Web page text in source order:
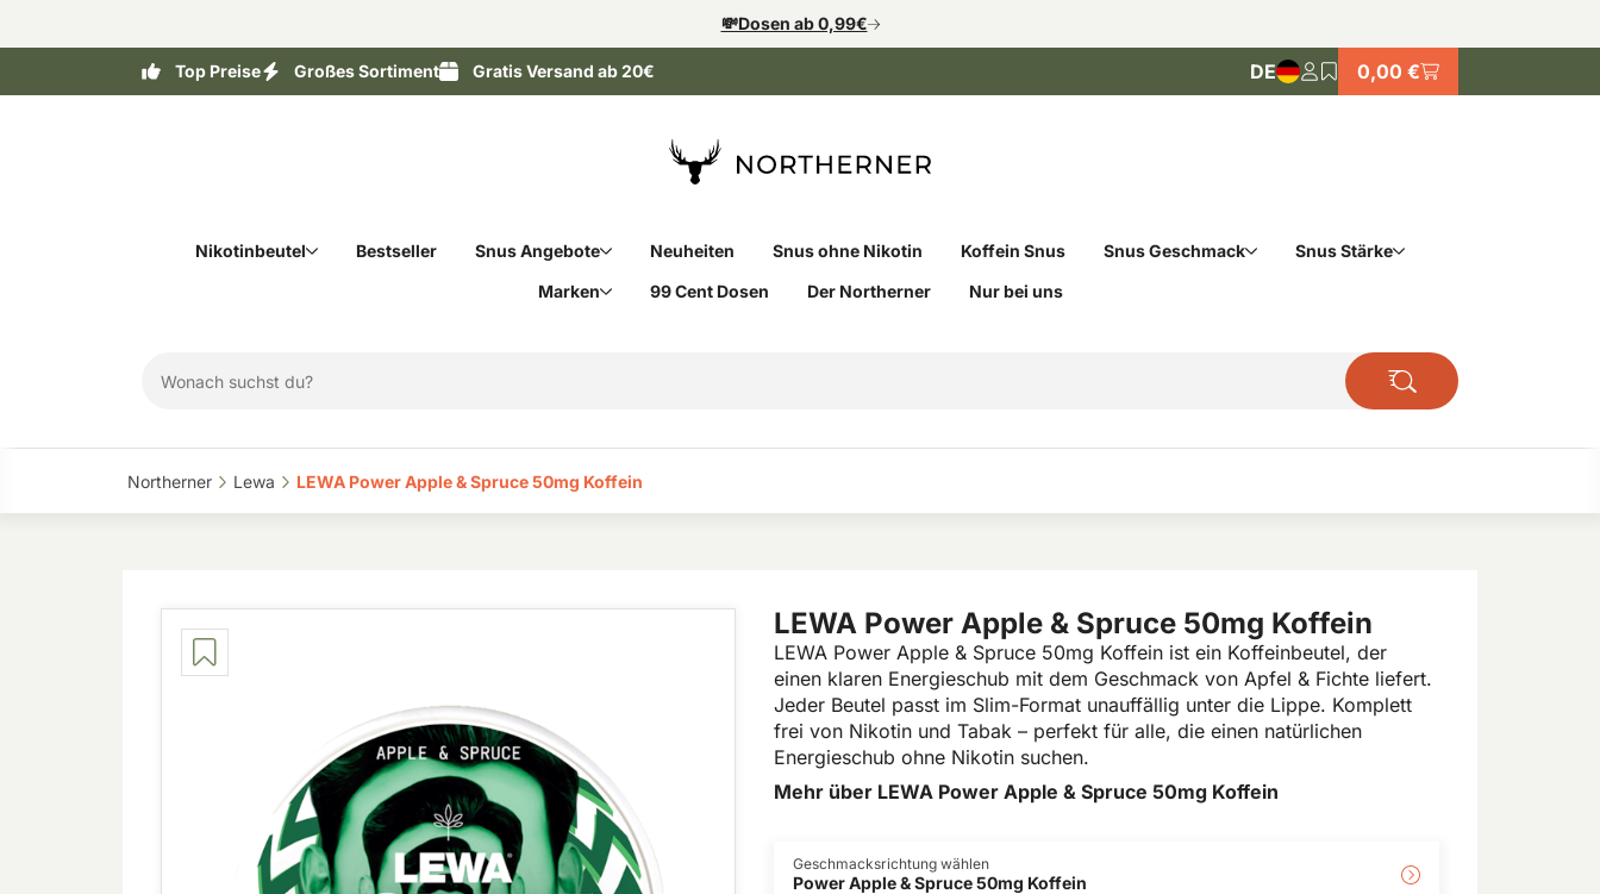
💸Dosen ab 0,99€
Top Preise Großes Sortiment Gratis Versand ab 20€ DE 0,00 €
Nikotinbeutel Bestseller Snus Angebote Neuheiten Snus ohne Nikotin Koffein Snus Snus Geschmack
Snus Stärke
Marken
99 Cent Dosen Der Northerner Nur bei uns
Northerner‎ Lewa‎ LEWA Power Apple & Spruce 50mg Koffein‎
LEWA Power Apple & Spruce 50mg Koffein
LEWA Power Apple & Spruce 50mg Koffein ist ein Koffeinbeutel, der
einen klaren Energieschub mit dem Geschmack von Apfel & Fichte liefert.
Jeder Beutel passt im Slim-Format unauffällig unter die Lippe. Komplett
frei von Nikotin und Tabak – perfekt für alle, die einen natürlichen
Energieschub ohne Nikotin suchen.
Mehr über LEWA Power Apple & Spruce 50mg Koffein
Geschmacksrichtung wählen
Power Apple & Spruce 50mg Koffein